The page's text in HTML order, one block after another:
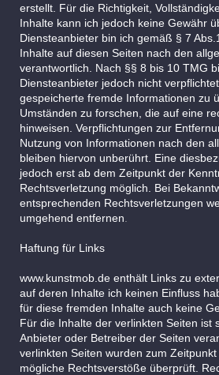
erstellt. Für die Richtigkeit,
Inhalte kann ich jedoch keine Gewähr
Diensteanbieter bin ich gemäß § 7
Inhalte auf diesen Seiten nach den
verantwortlich. Nach §§ 8 bis 10 TMG
Diensteanbieter jedoch nicht
gespeicherte fremde Informationen zu
Umständen zu forschen, die auf eine
hinweisen. Verpflichtungen zur
Nutzung von Informationen nach den
bleiben hiervon unberührt. Eine
jedoch erst ab dem Zeitpunkt der
Rechtsverletzung möglich. Bei
entsprechenden Rechtsverletzungen
umgehend entfernen
Haftung für Links
www.kunstmob.de enthält Links zu
auf deren Inhalte ich keinen Einfluss
für diese fremden Inhalte auch keine
Für die Inhalte der verlinkten Seiten ist
Anbieter oder Betreiber der Seiten
verlinkten Seiten wurden zum
mögliche Rechtsverstöße überprüft.